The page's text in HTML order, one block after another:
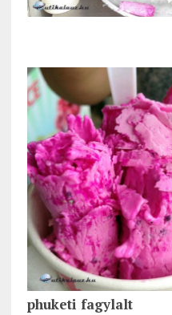
phuketi fagylalt